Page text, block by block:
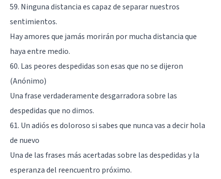
59. Ninguna distancia es capaz de separar nuestros
sentimientos.
Hay amores que jamás morirán por mucha distancia que
haya entre medio.
60. Las peores despedidas son esas que no se dijeron
(Anónimo)
Una frase verdaderamente desgarradora sobre las
despedidas que no dimos.
61. Un adiós es doloroso si sabes que nunca vas a decir hola
de nuevo
Una de las frases más acertadas sobre las despedidas y la
esperanza del reencuentro próximo.